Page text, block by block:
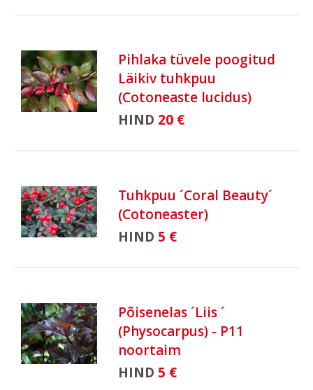
Pihlaka tüvele poogitud
Läikiv tuhkpuu
(Cotoneaste lucidus)
HIND 20 €
Tuhkpuu ´Coral Beauty´
(Cotoneaster)
HIND 5 €
Põisenelas ´Liis ´
(Physocarpus) - P11
noortaim
HIND 5 €